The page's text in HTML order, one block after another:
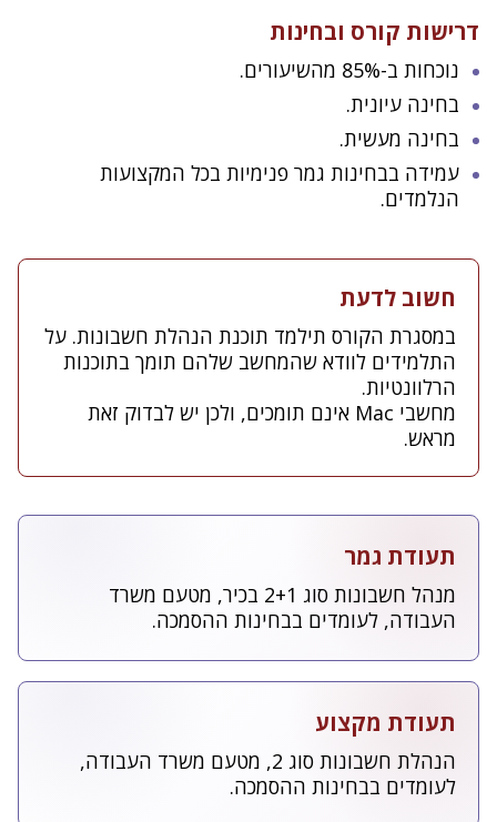
דרישות קורס ובחינות
נוכחות ב-85% מהשיעורים.
בחינה עיונית.
בחינה מעשית.
עמידה בבחינות גמר פנימיות בכל המקצועות
הנלמדים.
חשוב לדעת
במסגרת הקורס תילמד תוכנת הנהלת חשבונות. על
התלמידים לוודא שהמחשב שלהם תומך בתוכנות
הרלוונטיות.
מחשבי Mac אינם תומכים, ולכן יש לבדוק זאת
מראש.
תעודת גמר
מנהל חשבונות סוג 2+1 בכיר, מטעם משרד
העבודה, לעומדים בבחינות ההסמכה.
תעודת מקצוע
הנהלת חשבונות סוג 2, מטעם משרד העבודה,
לעומדים בבחינות ההסמכה.